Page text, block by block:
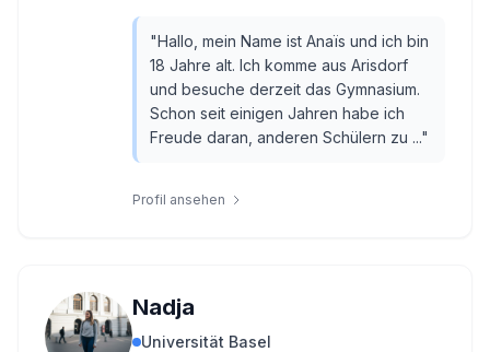
"Hallo, mein Name ist Anaïs und ich bin
18 Jahre alt. Ich komme aus Arisdorf
und besuche derzeit das Gymnasium.
Schon seit einigen Jahren habe ich
Freude daran, anderen Schülern zu ..."
Profil ansehen
Nadja
Universität Basel